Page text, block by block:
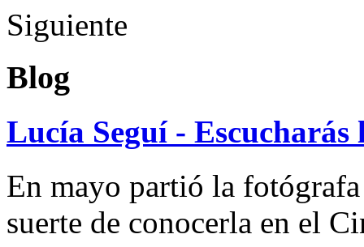
Siguiente
Blog
Lucía Seguí - Escucharás
En mayo partió la
suerte de conocerla en el